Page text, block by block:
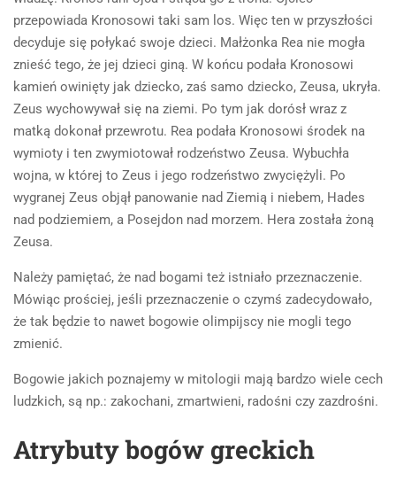
przepowiada Kronosowi taki sam los. Więc ten w przyszłości
decyduje się połykać swoje dzieci. Małżonka Rea nie mogła
znieść tego, że jej dzieci giną. W końcu podała Kronosowi
kamień owinięty jak dziecko, zaś samo dziecko, Zeusa, ukryła.
Zeus wychowywał się na ziemi. Po tym jak dorósł wraz z
matką dokonał przewrotu. Rea podała Kronosowi środek na
wymioty i ten zwymiotował rodzeństwo Zeusa. Wybuchła
wojna, w której to Zeus i jego rodzeństwo zwyciężyli. Po
wygranej Zeus objął panowanie nad Ziemią i niebem, Hades
nad podziemiem, a Posejdon nad morzem. Hera została żoną
Zeusa.
Należy pamiętać, że nad bogami też istniało przeznaczenie.
Mówiąc prościej, jeśli przeznaczenie o czymś zadecydowało,
że tak będzie to nawet bogowie olimpijscy nie mogli tego
zmienić.
Bogowie jakich poznajemy w mitologii mają bardzo wiele cech
ludzkich, są np.: zakochani, zmartwieni, radośni czy zazdrośni.
Atrybuty bogów greckich